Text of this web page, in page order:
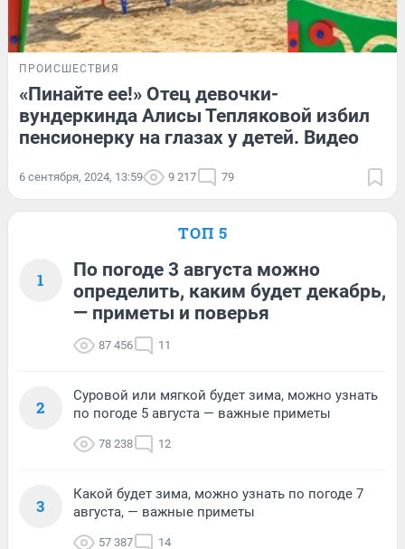
ПРОИСШЕСТВИЯ
«Пинайте ее!» Отец девочки-
вундеркинда Алисы Тепляковой избил
пенсионерку на глазах у детей. Видео
6 сентября, 2024, 13:59 9 217 79
ТОП 5
1
По погоде 3 августа можно
определить, каким будет декабрь,
— приметы и поверья
87 456 11
2
Суровой или мягкой будет зима, можно узнать
по погоде 5 августа — важные приметы
78 238 12
3
Какой будет зима, можно узнать по погоде 7
августа, — важные приметы
57 387 14